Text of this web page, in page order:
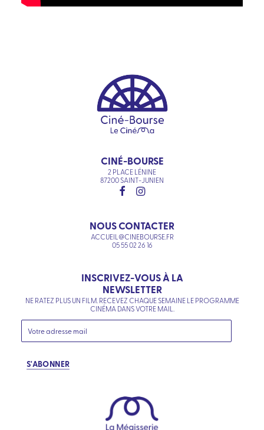
CINÉ-BOURSE
2 PLACE LÉNINE
87200 SAINT-JUNIEN
NOUS CONTACTER
ACCUEIL@CINEBOURSE.FR
05 55 02 26 16
INSCRIVEZ-VOUS À LA
NEWSLETTER
NE RATEZ PLUS UN FILM. RECEVEZ CHAQUE SEMAINE LE PROGRAMME
CINÉMA DANS VOTRE MAIL.
S'ABONNER